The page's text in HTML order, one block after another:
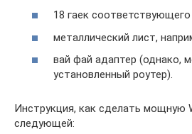
18 гаек
металлический лист,
вай фай адаптер (однако,
установленный роутер).
Инструкция, как сделать мощную
следующей: